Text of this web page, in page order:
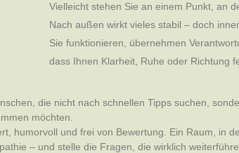
Vielleicht stehen Sie an einem Punkt, an
Nach außen wirkt vieles stabil – doch
Sie funktionieren, übernehmen
dass Ihnen Klarheit, Ruhe oder Richtung
die nicht nach schnellen Tipps suchen,
möchten.
humorvoll und frei von Bewertung. Ein Raum, in
– und stelle die Fragen, die wirklich